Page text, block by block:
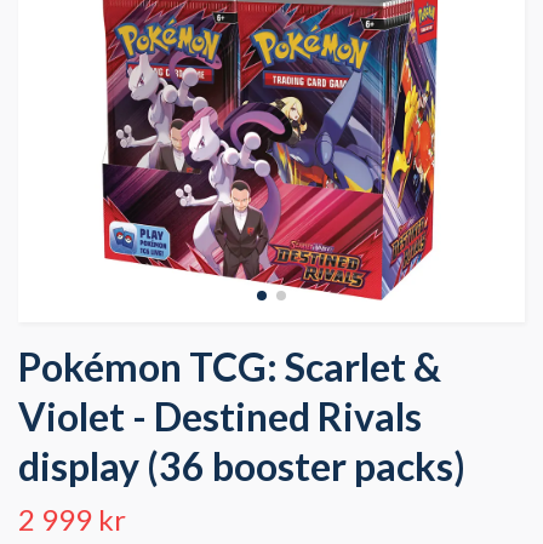
Pokémon TCG: Scarlet &
Violet - Destined Rivals
display (36 booster packs)
2 999 kr